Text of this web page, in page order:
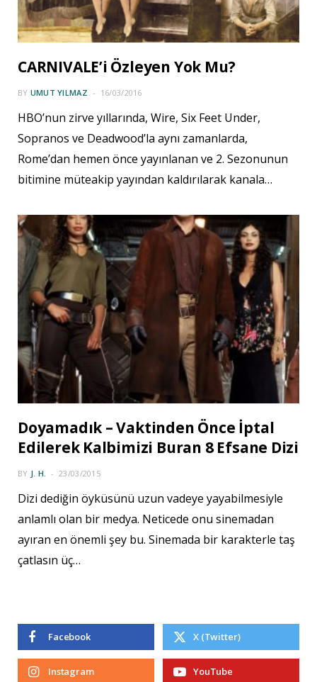
CARNIVALE’i Özleyen Yok Mu?
BY UMUT YILMAZ 16/03/2016
HBO’nun zirve yıllarında, Wire, Six Feet Under,
Sopranos ve Deadwood’la aynı zamanlarda,
Rome’dan hemen önce yayınlanan ve 2. Sezonunun
bitimine müteakip yayından kaldırılarak kanala…
Doyamadık – Vaktinden Önce İptal
Edilerek Kalbimizi Buran 8 Efsane Dizi
BY J. H. 23/03/2015
Dizi dediğin öyküsünü uzun vadeye yayabilmesiyle
anlamlı olan bir medya. Neticede onu sinemadan
ayıran en önemli şey bu. Sinemada bir karakterle taş
çatlasın üç…
Facebook X (Twitter)
Instagram YouTube